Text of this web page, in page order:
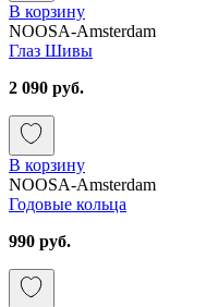
В корзину
NOOSA-Amsterdam
Глаз Шивы
2 090 руб.
В корзину
NOOSA-Amsterdam
Годовые кольца
990 руб.